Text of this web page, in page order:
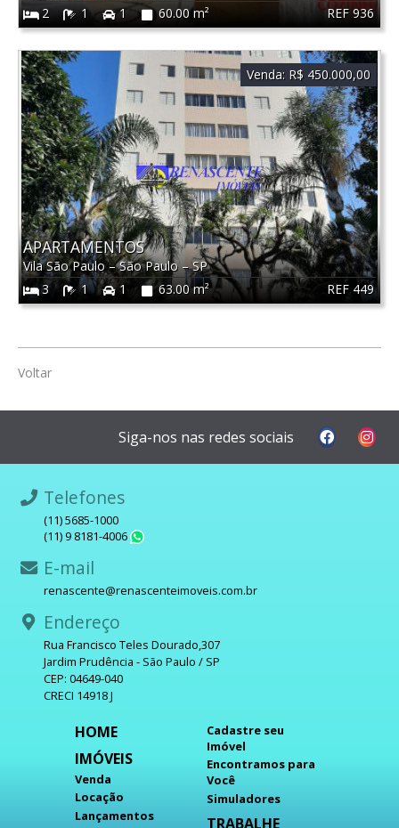
REF 936
2
1 1 60.00 m²
REF 449
APARTAMENTOS
Vila São Paulo–São Paulo–SP
3
1 1 63.00 m²
Venda: R$ 450.000,00
Voltar
Siga-nos nas redes sociais
Telefones
(11) 5685-1000
(11) 9 8181-4006
E-mail
renascente@renascenteimoveis.com.br
Endereço
Rua Francisco Teles Dourado,307
Jardim Prudência - São Paulo / SP
CEP: 04649-040
CRECI 14918 J
HOME
IMÓVEIS
Venda
Locação
Lançamentos
Cadastre seu
Imóvel
Encontramos para
Você
Simuladores
TRABALHE